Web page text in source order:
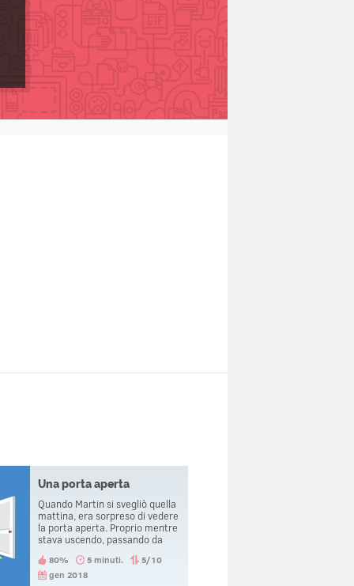
Una porta aperta
Quando Martin si svegliò quella
mattina, era sorpreso di vedere
la porta aperta. Proprio mentre
stava uscendo, passando da
decapitato. Come è successo?
80% 5 minuti.
5/10
gen 2018